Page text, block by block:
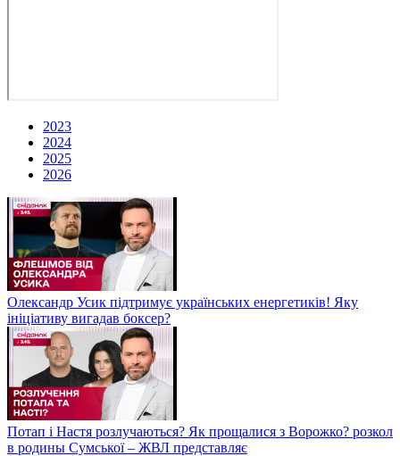
2023
2024
2025
2026
Олександр Усик підтримує українських енергетиків! Яку
ініціативу вигадав боксер?
Потап і Настя розлучаються? Як прощалися з Ворожко? розкол
в родины Сумської – ЖВЛ представляє